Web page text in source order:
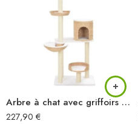
Arbre à chat avec griffoirs en sisal Herbiers marins
227,90 €